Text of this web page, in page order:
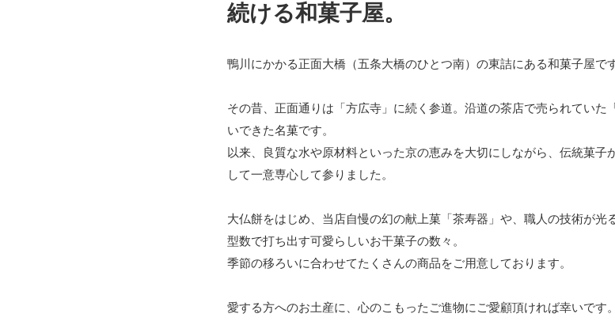
続ける和菓子屋。
鴨川にかかる正面大橋（五条大橋のひとつ南）の東詰にある和菓子屋です
その昔、正面通りは「方広寺」に続く参道。沿道の茶店で売られていた
いできた名菓です。
以来、良質な水や原材料といった京の恵みを大切にしながら、伝統菓子
して一意専心して参りました。
大仏餅をはじめ、当店自慢の幻の献上菓「茶寿器」や、職人の技術が光
型数で打ち出す可愛らしいお干菓子の数々。
季節の移ろいに合わせてたくさんの商品をご用意しております。
愛する方へのお土産に、心のこもったご進物にご愛顧頂ければ幸いです。